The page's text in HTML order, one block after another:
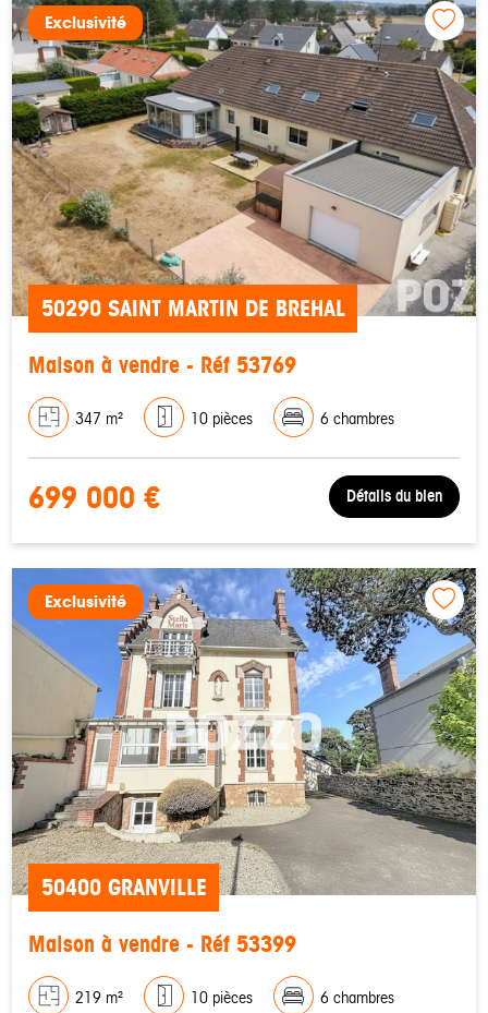
Exclusivité
50290 SAINT MARTIN DE BREHAL
Maison à vendre - Réf 53769
347 m² 10 pièces 6 chambres
699 000 € Détails du bien
Exclusivité
50400 GRANVILLE
Maison à vendre - Réf 53399
219 m² 10 pièces 6 chambres